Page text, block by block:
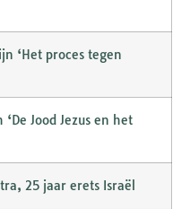
‘Het proces tegen
Jood Jezus en het
25 jaar erets Israël